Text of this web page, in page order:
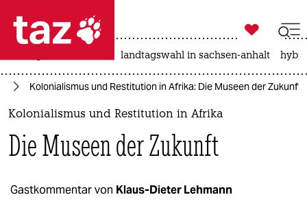
 taz zahl ich
taz zahl ich
politik
öko

taz zahl ich
landtagswahl in sachsen-anhalt
Kolonialismus und Restitution in Afrika: Die Museen der Zukunft
Kolonialismus und Restitution in Afrika
Die Museen der Zukunft
Gastkommentar von Klaus-Dieter Lehmann